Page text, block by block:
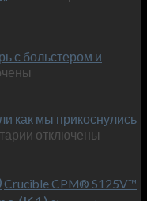
–
и
KeyOne
с больстером и
как мы прикоснулись
к
Макс
(Mad
отключены
Crucible CPM® S125V™